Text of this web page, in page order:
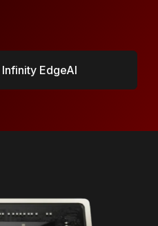
EdgeAI